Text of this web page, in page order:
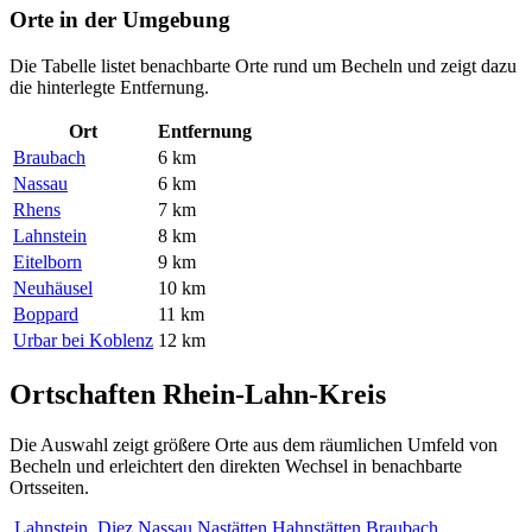
Orte in der Umgebung
Die Tabelle listet benachbarte Orte rund um Becheln und zeigt dazu
die hinterlegte Entfernung.
Ort
Entfernung
Braubach
6 km
Nassau
6 km
Rhens
7 km
Lahnstein
8 km
Eitelborn
9 km
Neuhäusel
10 km
Boppard
11 km
Urbar bei Koblenz 12 km
Ortschaften Rhein-Lahn-Kreis
Die Auswahl zeigt größere Orte aus dem räumlichen Umfeld von
Becheln und erleichtert den direkten Wechsel in benachbarte
Ortsseiten.
Lahnstein Diez Nassau Nastätten Hahnstätten Braubach